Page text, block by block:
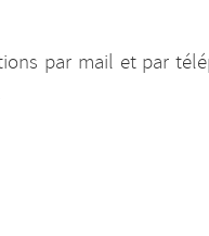
par mail et par